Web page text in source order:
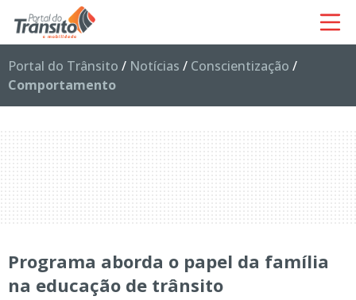
Portal do Trânsito / Notícias / Conscientização /
Comportamento
Programa aborda o papel da família
na educação de trânsito